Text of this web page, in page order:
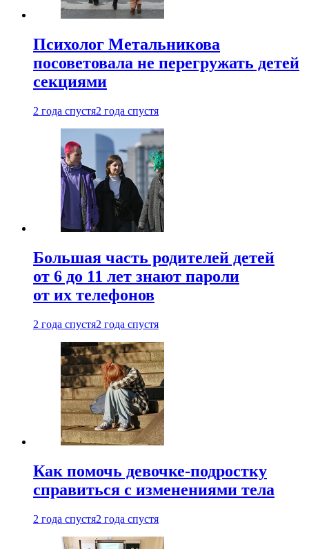
Психолог Метальникова
посоветовала не перегружать детей
секциями
2 года спустя2 года спустя
Большая часть родителей детей
от 6 до 11 лет знают пароли
от их телефонов
2 года спустя2 года спустя
Как помочь девочке-подростку
справиться с изменениями тела
2 года спустя2 года спустя